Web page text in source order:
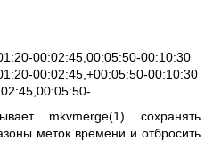
00:02:45,00:05:50-00:10:30
00:02:45,+00:05:50-00:10:30
mkvmerge(1) сохранять
меток времени и отбросить